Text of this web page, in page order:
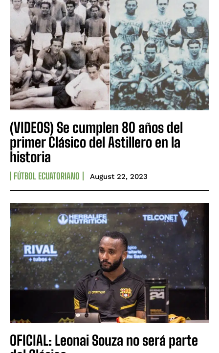
(VIDEOS) Se cumplen 80 años del
primer Clásico del Astillero en la
historia
FÚTBOL ECUATORIANO August 22, 2023
OFICIAL: Leonai Souza no será parte